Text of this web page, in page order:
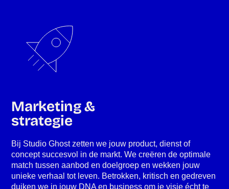
Marketing &
strategie
Bij Studio Ghost zetten we jouw product, dienst of
concept succesvol in de markt. We creëren de optimale
match tussen aanbod en doelgroep en wekken jouw
unieke verhaal tot leven. Betrokken, kritisch en gedreven
duiken we in jouw DNA en business om je visie écht te